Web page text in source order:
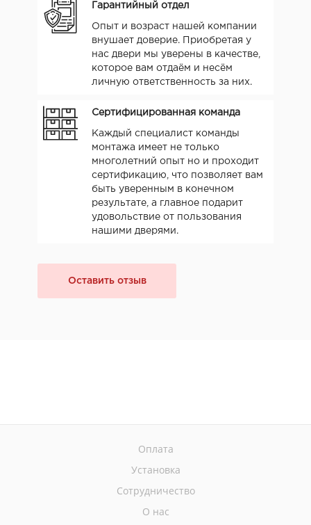
Гарантийный отдел
Опыт и возраст нашей компании
внушает доверие. Приобретая у
нас двери мы уверены в качестве,
которое вам отдаём и несём
личную ответственность за них.
Сертифицированная команда
Каждый специалист команды
монтажа имеет не только
многолетний опыт но и проходит
сертификацию, что позволяет вам
быть уверенным в конечном
результате, а главное подарит
удовольствие от пользования
нашими дверями.
Оставить отзыв
Оплата
Установка
Сотрудничество
О нас